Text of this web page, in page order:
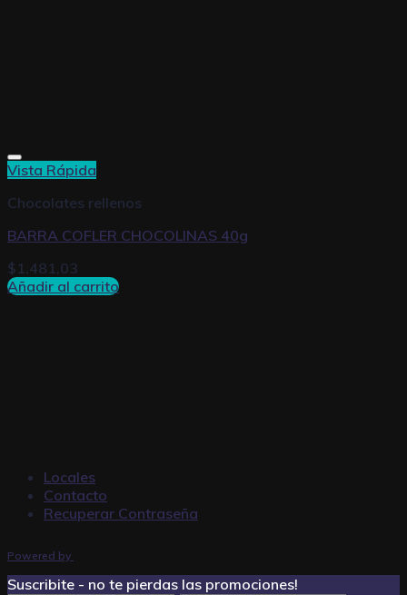
Vista Rápida
Chocolates rellenos
BARRA COFLER CHOCOLINAS 40g
$1.481,03
Añadir al carrito
Locales
Contacto
Recuperar Contraseña
Powered by
Suscribite - no te pierdas las promociones!